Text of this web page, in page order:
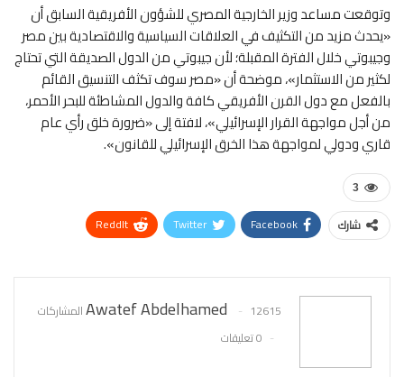
وتوقعت مساعد وزير الخارجية المصري للشؤون الأفريقية السابق أن
«يحدث مزيد من التكثيف في العلاقات السياسية والاقتصادية بين مصر
وجيبوتي خلال الفترة المقبلة؛ لأن جيبوتي من الدول الصديقة التي تحتاج
لكثير من الاستثمار»، موضحة أن «مصر سوف تكثف التنسيق القائم
بالفعل مع دول القرن الأفريقي كافة والدول المشاطئة للبحر الأحمر،
من أجل مواجهة القرار الإسرائيلي»، لافتة إلى «ضرورة خلق رأي عام
قاري ودولي لمواجهة هذا الخرق الإسرائيلي للقانون».
3
شارك Facebook
Twitter
ReddIt
Awatef Abdelhamed
12615 المشاركات
0 تعليقات